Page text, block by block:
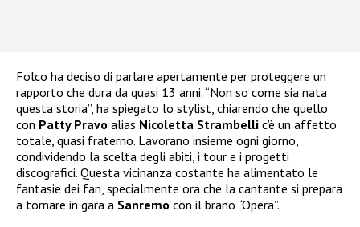
Folco ha deciso di parlare apertamente per proteggere un
rapporto che dura da quasi 13 anni. “Non so come sia nata
questa storia”, ha spiegato lo stylist, chiarendo che quello
con Patty Pravo alias Nicoletta Strambelli c’è un affetto
totale, quasi fraterno. Lavorano insieme ogni giorno,
condividendo la scelta degli abiti, i tour e i progetti
discografici. Questa vicinanza costante ha alimentato le
fantasie dei fan, specialmente ora che la cantante si prepara
a tornare in gara a Sanremo con il brano “Opera”.